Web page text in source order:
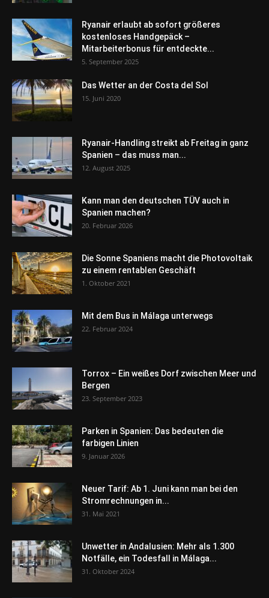
Ryanair erlaubt ab sofort größeres
kostenloses Handgepäck –
Mitarbeiterbonus für entdeckte...
5. September 2025
Das Wetter an der Costa del Sol
15. Juni 2020
Ryanair-Handling streikt ab Freitag in ganz
Spanien – das muss man...
12. August 2025
Kann man den deutschen TÜV auch in
Spanien machen?
20. Februar 2026
Die Sonne Spaniens macht die Photovoltaik
zu einem rentablen Geschäft
1. Oktober 2021
Mit dem Bus in Málaga unterwegs
22. Februar 2024
Torrox – Ein weißes Dorf zwischen Meer und
Bergen
23. September 2023
Parken in Spanien: Das bedeuten die
farbigen Linien
9. Januar 2026
Neuer Tarif: Ab 1. Juni kann man bei den
Stromrechnungen in...
31. Mai 2021
Unwetter in Andalusien: Mehr als 1.300
Notfälle, ein Todesfall in Málaga...
31. Oktober 2024